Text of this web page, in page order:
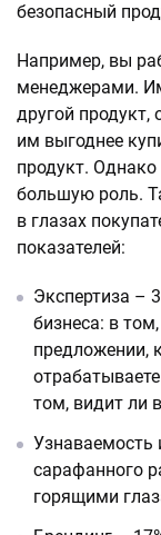
безопасный
Например, вы
менеджерами.
другой продукт,
им выгоднее
продукт. Однако
большую роль.
в глазах
показателей:
Экспертиза –
бизнеса: в
предложении,
том, видит ли
сарафанного
горящими